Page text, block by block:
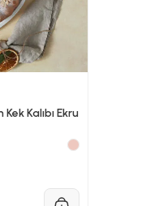
Kalıbı Ekru